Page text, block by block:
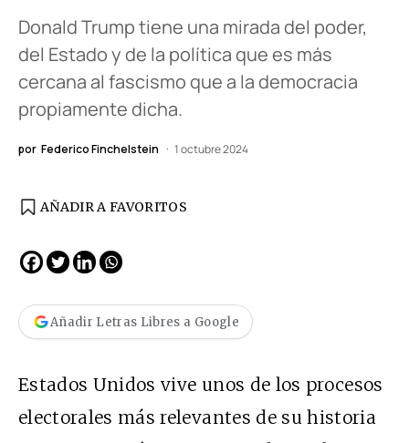
Donald Trump tiene una mirada del poder,
del Estado y de la política que es más
cercana al fascismo que a la democracia
propiamente dicha.
por Federico Finchelstein 1 octubre 2024
AÑADIR A FAVORITOS
Añadir Letras Libres a Google
Estados Unidos vive unos de los procesos
electorales más relevantes de su historia